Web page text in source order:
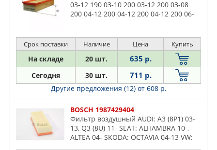
03-12 190 03-10 200 03-12 200 03-08
200 04-12 200 04-12 200 04-12 200 06-
Срок поставки Наличие Цена Купить
На складе 20 шт. 635 р.
Сегодня 30 шт. 711 р.
Другие предложения (12) от 608 р.
BOSCH 1987429404
Фильтр воздушный AUDI: A3 (8P1) 03-
13, Q3 (8U) 11- SEAT: ALHAMBRA 10-,
ALTEA 04- SKODA: OCTAVIA 04-13 VW: